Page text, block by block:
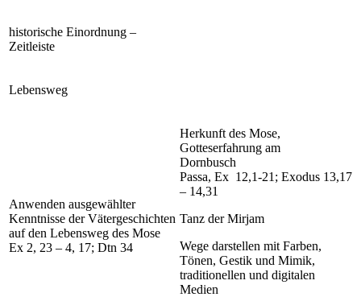
historische Einordnung –
Zeitleiste
Lebensweg
Anwenden ausgewählter
Kenntnisse der Vätergeschichten
auf den Lebensweg des Mose
Ex 2, 23 – 4, 17; Dtn 34
Herkunft des Mose,
Gotteserfahrung am
Dornbusch
Passa, Ex 12,1-21; Exodus 13,17
– 14,31
Tanz der Mirjam
Wege darstellen mit Farben,
Tönen, Gestik und Mimik,
traditionellen und digitalen
Medien